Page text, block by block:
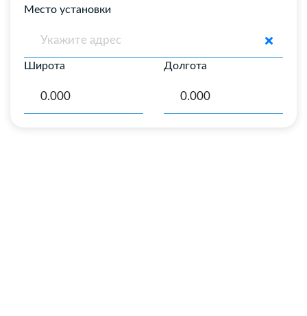
Место установки
Широта Долгота